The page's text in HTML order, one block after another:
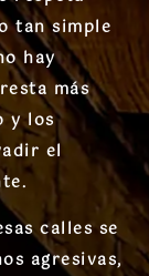
tan simple
hay
más
y los
el
calles se
agresivas,